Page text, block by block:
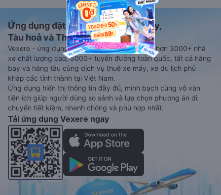
Ứng dụng đặt vé Xe khách, Máy bay,
Tàu hoả và Thuê xe
Vexere - ứng dụng đặt vé đa phương tiện với hơn 3000+ nhà
xe chất lượng cao, 5000+ tuyến đường toàn quốc, tất cả hãng
bay và hãng tàu cùng dịch vụ thuê xe máy, xe du lịch phủ
khắp các tỉnh thành tại Việt Nam.
Ứng dụng hiển thị thông tin đầy đủ, minh bạch cùng vô vàn
tiện ích giúp người dùng so sánh và lựa chọn phương án di
chuyển tiết kiệm, nhanh chóng và phù hợp nhất.
Tải ứng dụng Vexere ngay